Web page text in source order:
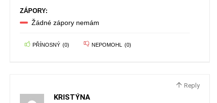
ZÁPORY:
Žádné zápory nemám
PŘÍNOSNÝ (0) NEPOMOHL (0)
Reply
KRISTÝNA